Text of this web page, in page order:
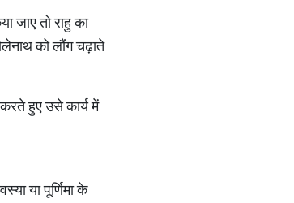
जाए तो राहु का
को लौंग चढ़ाते
हुए उसे कार्य में
या पूर्णिमा के